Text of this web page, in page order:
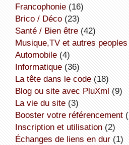
Francophonie(16)
Brico / Déco(23)
Santé / Bien être(42)
Musique,TV et autres peoples
Automobile(4)
informatique(36)
la tête dans le code(18)
Blog ou site avec PluXml (9)
la vie du site(3)
booster votre référencement
inscription et utilisation(2)
échanges de liens en dur(1)